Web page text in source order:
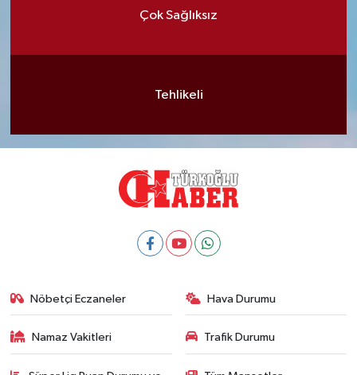
Çok Sağlıksız
Tehlikeli
Nöbetçi Eczaneler Hava Durumu
Namaz Vakitleri Trafik Durumu